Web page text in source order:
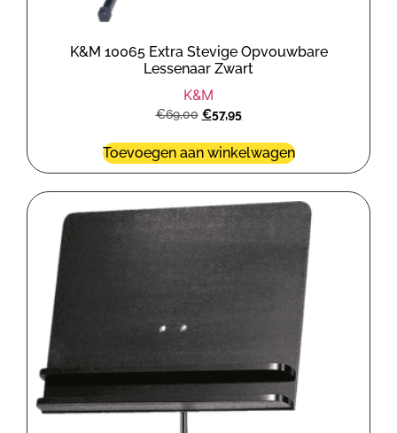
K&M 10065 Extra Stevige Opvouwbare
Lessenaar Zwart
K&M
€69,00 €57,95
Toevoegen aan winkelwagen